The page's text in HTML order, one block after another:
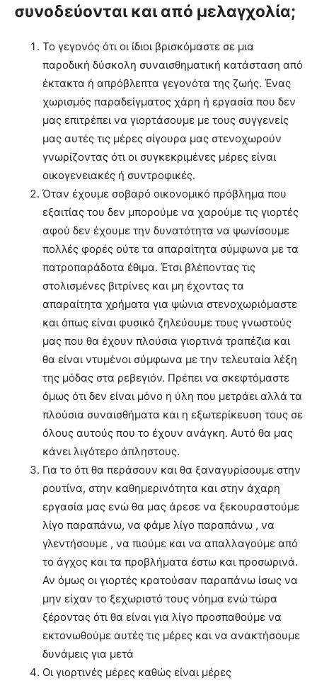
συνοδεύονται και από μελαγχολία;
Το γεγονός ότι οι ίδιοι βρισκόμαστε σε μια
παροδική δύσκολη συναισθηματική κατάσταση από
έκτακτα ή απρόβλεπτα γεγονότα της ζωής. Ένας
χωρισμός παραδείγματος χάρη ή εργασία που δεν
μας επιτρέπει να γιορτάσουμε με τους συγγενείς
μας αυτές τις μέρες σίγουρα μας στενοχωρούν
γνωρίζοντας ότι οι συγκεκριμένες μέρες είναι
οικογενειακές ή συντροφικές.
Όταν έχουμε σοβαρό οικονομικό πρόβλημα που
εξαιτίας του δεν μπορούμε να χαρούμε τις γιορτές
αφού δεν έχουμε την δυνατότητα να ψωνίσουμε
πολλές φορές ούτε τα απαραίτητα σύμφωνα με τα
πατροπαράδοτα έθιμα. Έτσι βλέποντας τις
στολισμένες βιτρίνες και μη έχοντας τα
απαραίτητα χρήματα για ψώνια στενοχωριόμαστε
και όπως είναι φυσικό ζηλεύουμε τους γνωστούς
μας που θα έχουν πλούσια γιορτινά τραπέζια και
θα είναι ντυμένοι σύμφωνα με την τελευταία λέξη
της μόδας στα ρεβεγιόν. Πρέπει να σκεφτόμαστε
όμως ότι δεν είναι μόνο η ύλη που μετράει αλλά τα
πλούσια συναισθήματα και η εξωτερίκευση τους σε
όλους αυτούς που το έχουν ανάγκη. Aυτό θα μας
κάνει λιγότερο άπληστους.
Για το ότι θα περάσουν και θα ξαναγυρίσουμε στην
ρουτίνα, στην καθημερινότητα και στην άχαρη
εργασία μας ενώ θα μας άρεσε να ξεκουραστούμε
λίγο παραπάνω, να φάμε λίγο παραπάνω , να
γλεντήσουμε , να πιούμε και να απαλλαγούμε από
το άγχος και τα προβλήματα έστω και προσωρινά.
Αν όμως οι γιορτές κρατούσαν παραπάνω ίσως να
μην είχαν το ξεχωριστό τους νόημα ενώ τώρα
ξέροντας ότι θα είναι για λίγο προσπαθούμε να
εκτονωθούμε αυτές τις μέρες και να ανακτήσουμε
δυνάμεις για μετά
Οι γιορτινές μέρες καθώς είναι μέρες